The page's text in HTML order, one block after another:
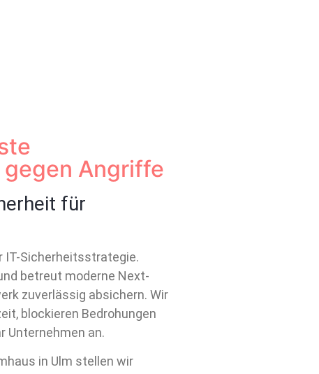
Angriffe
für
IT-Sicherheitsstrategie.
betreut moderne Next-
zuverlässig absichern. Wir
blockieren Bedrohungen
Unternehmen an.
in Ulm stellen wir